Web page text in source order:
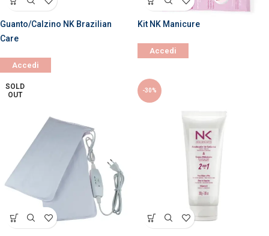
Guanto/Calzino NK Brazilian
Care
Accedi
Kit NK Manicure
Accedi
SOLD
OUT
-30%